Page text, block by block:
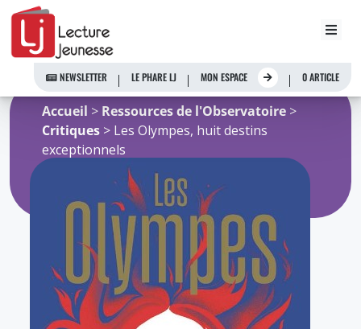
Aller
contenu
NEWSLETTER LE PHARE LJ MON ESPACE 0 ARTICLE
Accueil > Ressources de l'Observatoire >
Critiques > Les Olympes, huit destins
exceptionnels